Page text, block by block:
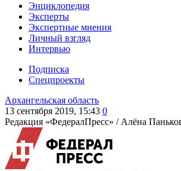
Энциклопедия
Эксперты
Экспертные мнения
Личный взгляд
Интервью
Подписка
Спецпроекты
Архангельская область
13 сентября 2019, 15:43 0
Редакция «ФедералПресс» / Алёна